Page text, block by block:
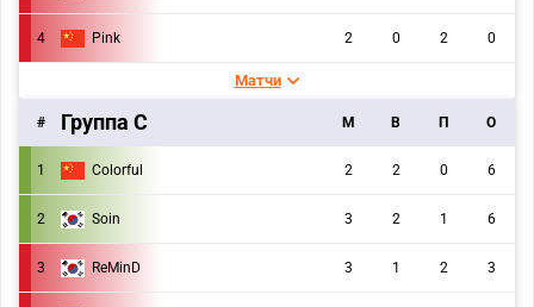
4 Pink 2 0 2 0
Матчи
# Группа C M В П О
1 Colorful 2 2 0 6
2 Soin 3 2 1 6
3 ReMinD 3 1 2 3